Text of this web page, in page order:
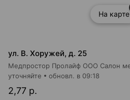
На карте
ул. В. Хоружей, д. 25
2,77 р.
уточняйте обновл. в 09:18